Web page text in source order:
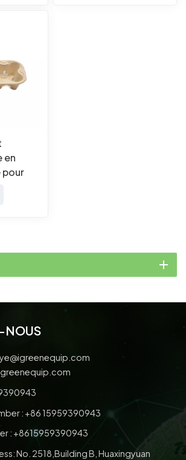
en
pour
NOUS
: +86 15959390943
: +8615959390943
No. 2518,Building B, Huaxingyuan